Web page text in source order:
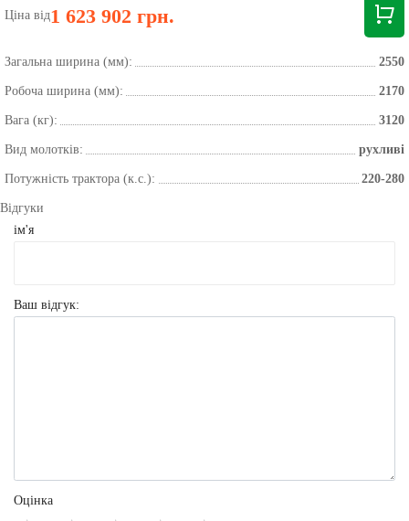
Ціна від1 623 902 грн.
Загальна ширина (мм): 2550
Робоча ширина (мм): 2170
Вага (кг): 3120
Вид молотків: рухливі
Потужність трактора (к.с.): 220-280
Відгуки
ім'я
Ваш відгук:
Оцінка